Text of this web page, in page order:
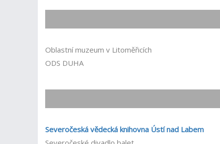
Oblastní muzeum v Litoměřicích
ODS DUHA
Severočeská vědecká knihovna Ústí nad Labem